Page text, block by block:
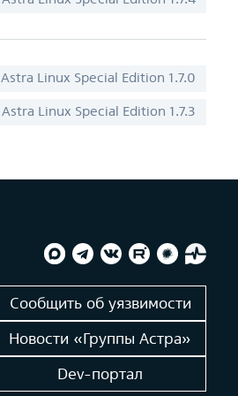
Astra Linux Special Edition 1.7.0
Astra Linux Special Edition 1.7.3
Сообщить об уязвимости
Новости «Группы Астра»
Dev-портал